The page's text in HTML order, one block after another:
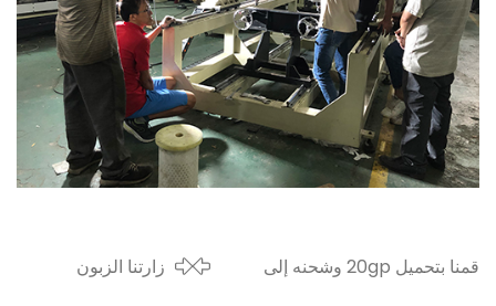
قمنا بتحميل 20gp وشحنه إلى
زارتنا الزبون